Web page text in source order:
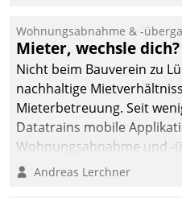
Ressort Kapitalanlage für
künftige Aufgaben und
Herausforderungen
gerüstet.
Wohnungsabnahme & -
Mieter, wechsle dich?
Nicht beim Bauverein zu
nachhaltige
Mieterbetreuung. Seit
Datatrains mobile
Wohnungsabnahme und -
Mieter wohlgeordnet
Andreas Lerchner